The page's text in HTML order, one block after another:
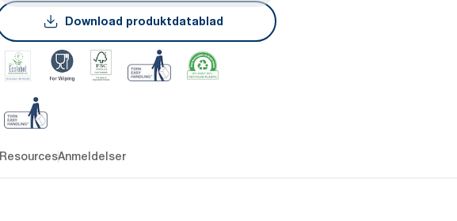
Download produktdatablad
ResourcesAnmeldelser